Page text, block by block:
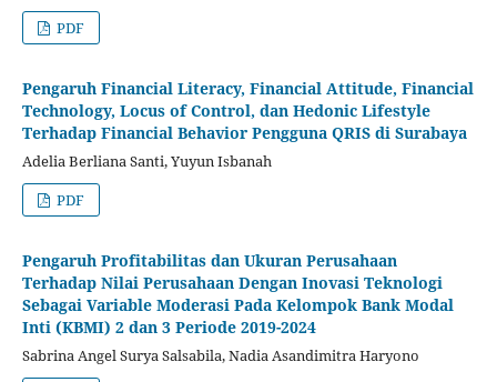
PDF
Pengaruh Financial Literacy, Financial Attitude, Financial
Technology, Locus of Control, dan Hedonic Lifestyle
Terhadap Financial Behavior Pengguna QRIS di Surabaya
Adelia Berliana Santi, Yuyun Isbanah
PDF
Pengaruh Profitabilitas dan Ukuran Perusahaan
Terhadap Nilai Perusahaan Dengan Inovasi Teknologi
Sebagai Variable Moderasi Pada Kelompok Bank Modal
Inti (KBMI) 2 dan 3 Periode 2019-2024
Sabrina Angel Surya Salsabila, Nadia Asandimitra Haryono